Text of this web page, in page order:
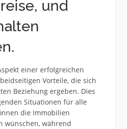
und
einer erfolgreichen
Vorteile, die sich
Beziehung ergeben. Dies
Situationen für alle
die Immobilien
wünschen, während